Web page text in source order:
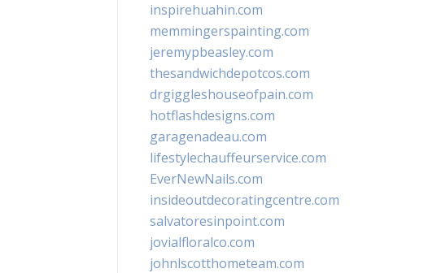
inspirehuahin.com
memmingerspainting.com
jeremypbeasley.com
thesandwichdepotcos.com
drgiggleshouseofpain.com
hotflashdesigns.com
garagenadeau.com
lifestylechauffeurservice.com
EverNewNails.com
insideoutdecoratingcentre.com
salvatoresinpoint.com
jovialfloralco.com
johnlscotthometeam.com